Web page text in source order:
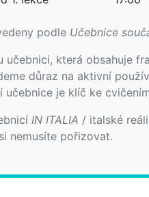
podle Učebnice
učebnici, která obsahuje
důraz na aktivní
učebnice je klíč ke
IN ITALIA / italské
nemusíte pořizovat.